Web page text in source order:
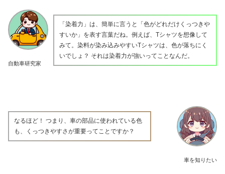
自動車研究家
「染着力」は、簡単に言うと「色がどれだけくっつきや
すいか」を表す言葉だね。例えば、Tシャツを想像して
みて。染料が染み込みやすいTシャツは、色が落ちにく
いでしょ？ それは染着力が強いってことなんだ。
車を知りたい
なるほど！ つまり、車の部品に使われている色
も、くっつきやすさが重要ってことですか？